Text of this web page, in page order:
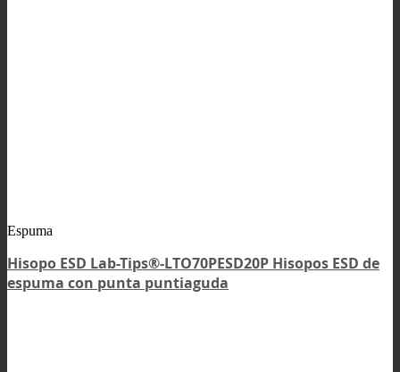
Espuma
Hisopo ESD Lab-Tips®-LTO70PESD20P Hisopos ESD de
espuma con punta puntiaguda